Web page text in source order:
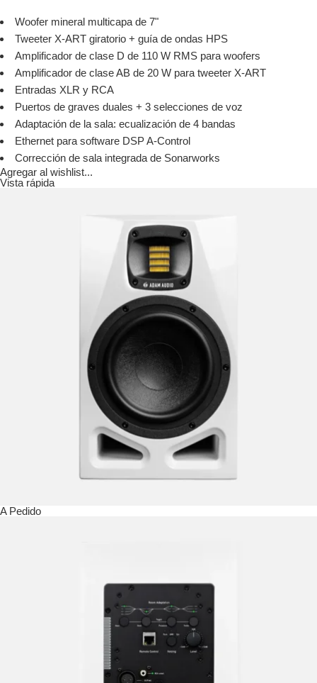
Woofer mineral multicapa de 7"
Tweeter X-ART giratorio + guía de ondas HPS
Amplificador de clase D de 110 W RMS para woofers
Amplificador de clase AB de 20 W para tweeter X-ART
Entradas XLR y RCA
Puertos de graves duales + 3 selecciones de voz
Adaptación de la sala: ecualización de 4 bandas
Ethernet para software DSP A-Control
Corrección de sala integrada de Sonarworks
Agregar al wishlist...
Vista rápida
A Pedido